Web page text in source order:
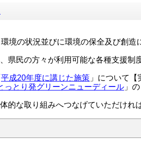
境の状況並びに環境の保全及び創造
県民の方々が利用可能な各種支援制
平成20年度に講じた施策 」について【
っとり発グリーンニューディール 」の
的な取り組みへつなげていただけれ